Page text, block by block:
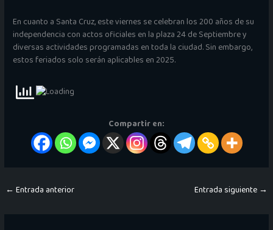
En cuanto a Santa Cruz, este viernes se celebran los 200 años de su
independencia con actos oficiales en la plaza 24 de Septiembre y
diversas actividades programadas en toda la ciudad. Sin embargo,
estos feriados solo serán aplicables en 2025.
Compartir en:
← Entrada anterior Entrada siguiente →